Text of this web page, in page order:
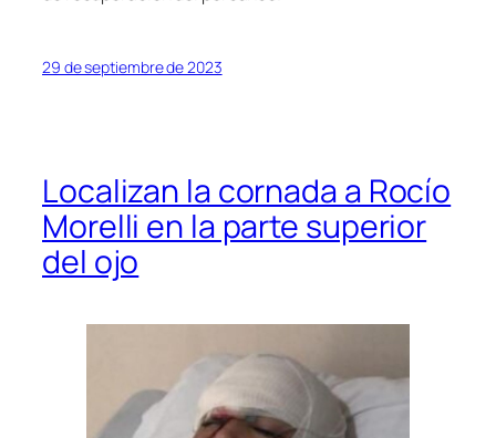
29 de septiembre de 2023
Localizan la cornada a Rocío
Morelli en la parte superior
del ojo